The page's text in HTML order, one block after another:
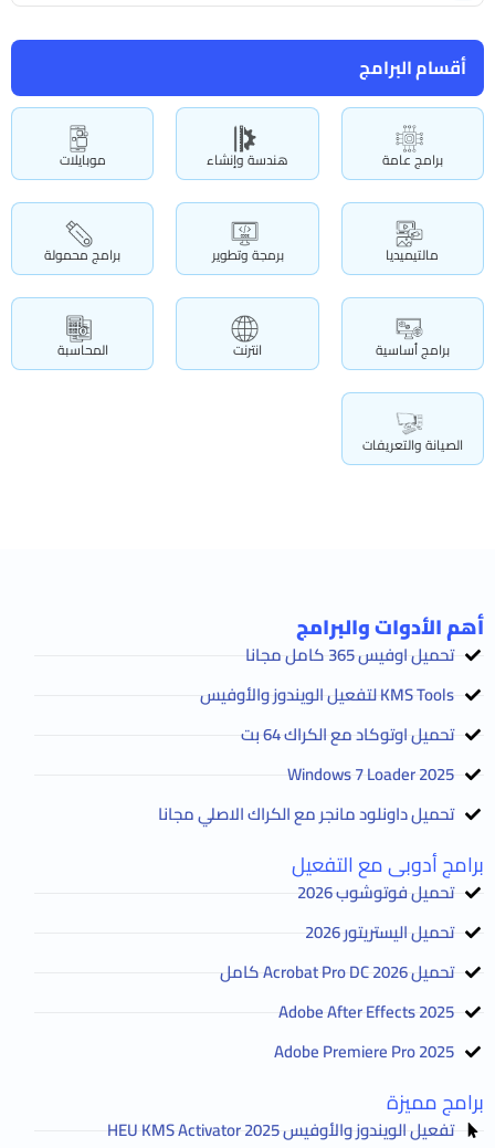
أقسام البرامج
برامج عامة هندسة وإنشاء موبايلات
مالتيميديا برمجة وتطوير برامج محمولة
برامج أساسية انترنت المحاسبة
الصيانة والتعريفات
أهم الأدوات والبرامج
تحميل اوفيس 365 كامل مجانا
KMS Tools لتفعيل الويندوز والأوفيس
تحميل اوتوكاد مع الكراك 64 بت
2025 Windows 7 Loader
تحميل داونلود مانجر مع الكراك الاصلي مجانا
برامج أدوبى مع التفعيل
تحميل فوتوشوب 2026
تحميل اليستريتور 2026
تحميل Acrobat Pro DC 2026 كامل
Adobe After Effects 2025
Adobe Premiere Pro 2025
برامج مميزة
تفعيل الويندوز والأوفيس HEU KMS Activator 2025